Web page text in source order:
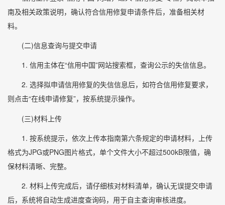
南及相关政策说明，确认符合信用修复申请条件后，准备相关材
料。
(二)信息查询与提交申请
1. 信用主体在“信用中国”网站搜索框，查询公示的失信信息。
2. 选择拟申请信用修复的失信信息后，如符合信用修复要求，
则点击“在线申请修复”，按系统提示操作。
(三)材料上传
1. 按系统提示，依次上传本指南第六条规定的申请材料，上传
格式为JPG或PNG图片格式，单个文件大小不超过500kB限值，确
保材料清晰、完整。
2. 材料上传完成后，请仔细核对材料清单，确认无误提交申请
后，系统将自动生成进度查询码，用于自主查询审核进度。